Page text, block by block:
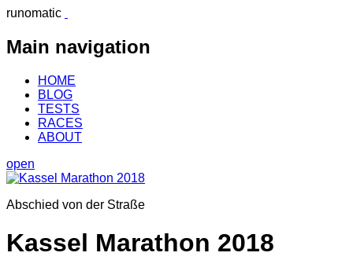
runomatic
Main navigation
HOME
BLOG
TESTS
RACES
ABOUT
open
Abschied von der Straße
Kassel Marathon 2018